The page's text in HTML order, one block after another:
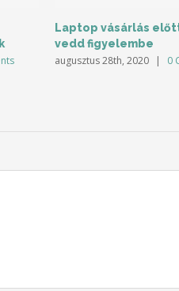
Laptop vásárlás
vedd figyelembe
augusztus 28th, 2020 | 0